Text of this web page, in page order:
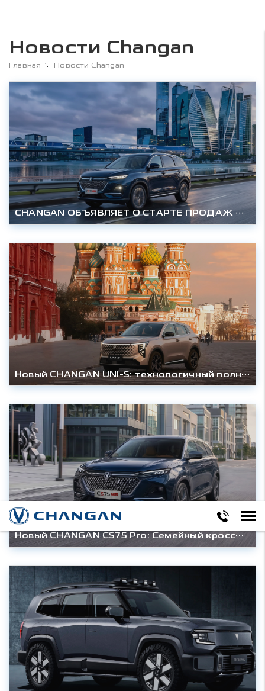
Новости Changan
Главная Новости Changan
CHANGAN ОБЪЯВЛЯЕТ О СТАРТЕ ПРОДАЖ НОВОГО СЕМИМЕСТНОГО CS75 PRO В РОССИИ: УЖЕ ДОСТУПЕН от 2 665 000 РУБЛЕЙ.
Новый CHANGAN UNI-S: технологичный полноприводный кроссовер дебютирует в России
Новый CHANGAN CS75 Pro: Семейный кроссовер с 7-местным салоном готовится к дебюту в России